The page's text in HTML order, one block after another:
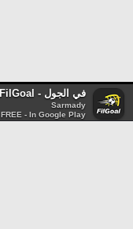
في الجول - FilGoal
Sarmady
FREE - In Google Play